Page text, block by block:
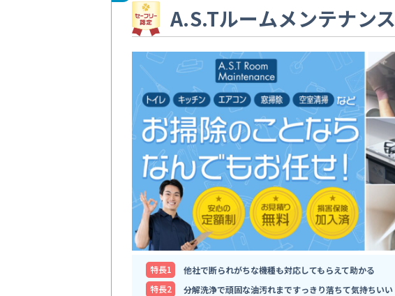
A.S.Tルームメンテナンス
特⻑1
他社で断られがちな機種も対応してもらえて助かる
特⻑2
分解洗浄で頑固な油汚れまですっきり落ちて気持ちいい